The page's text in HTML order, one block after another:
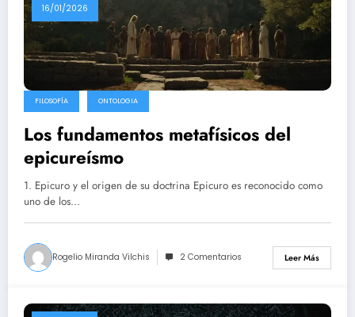
16/01/2026
FILOSOFÍA ONTOLOGIA
Los fundamentos metafísicos del
epicureísmo
1. Epicuro y el origen de su doctrina Epicuro es reconocido como
uno de los…
Rogelio Miranda Vilchis 2 Comentarios Leer Más